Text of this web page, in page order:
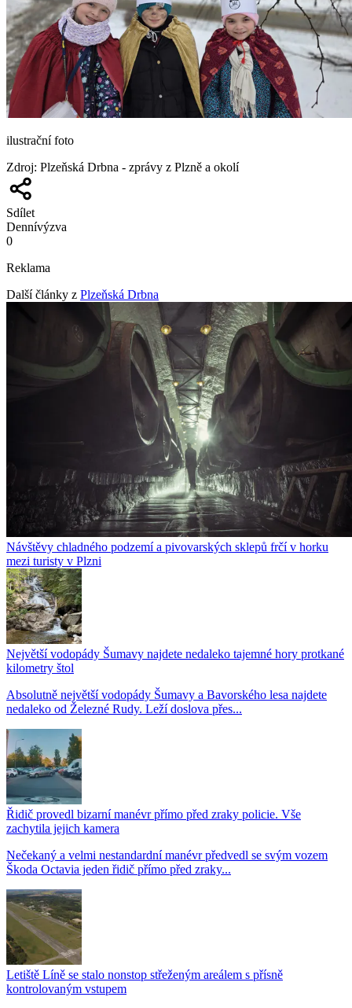
ilustrační foto
Zdroj: Plzeňská Drbna - zprávy z Plzně a okolí
Sdílet
Dennívýzva
0
Reklama
Další články z Plzeňská Drbna
Návštěvy chladného podzemí a pivovarských sklepů frčí v horku
mezi turisty v Plzni
Největší vodopády Šumavy najdete nedaleko tajemné hory protkané
kilometry štol
Absolutně největší vodopády Šumavy a Bavorského lesa najdete
nedaleko od Železné Rudy. Leží doslova přes...
Řidič provedl bizarní manévr přímo před zraky policie. Vše
zachytila jejich kamera
Nečekaný a velmi nestandardní manévr předvedl se svým vozem
Škoda Octavia jeden řidič přímo před zraky...
Letiště Líně se stalo nonstop střeženým areálem s přísně
kontrolovaným vstupem